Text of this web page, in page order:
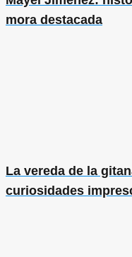
mora destacada
La vereda de la
curiosidades